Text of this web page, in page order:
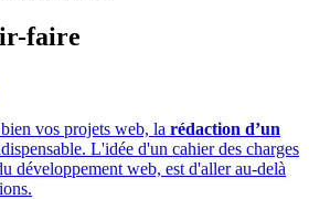
faire
vos projets web, la rédaction d’un
L'idée d'un cahier des charges
développement web, est d'aller au-delà